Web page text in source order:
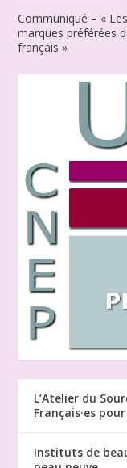
Communiqué – « Les
marques préférées
français »
L’Atelier du
Français·es
Instituts de